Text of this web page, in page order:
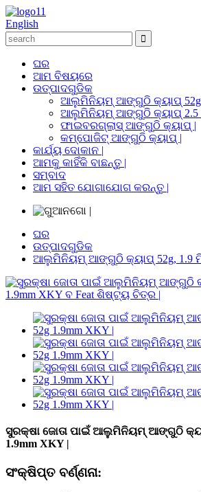
English
ଘର
ଆମ ବିଷୟରେ
ଉତ୍ପାଦଗୁଡିକ
ଆଲୁମିନିୟମ୍ ଆଙ୍ଗୁଠି କ୍ୟାପ୍ 52g,
ଆଲୁମିନିୟମ୍ ଆଙ୍ଗୁଠି କ୍ୟାପ୍ 2.5
ଫାଇବରଗ୍ଲାସ୍ ଆଙ୍ଗୁଠି କ୍ୟାପ୍ |
କମ୍ପୋଜିଟ୍ ଆଙ୍ଗୁଠି କ୍ୟାପ୍ |
କାର୍ଯ୍ୟ ଦୋକାନ |
ଆମକୁ କାହିଁକି ବାଛନ୍ତୁ |
ସମ୍ବାଦ
ଆମ ସହିତ ଯୋଗାଯୋଗ କରନ୍ତୁ |
ଘର
ଉତ୍ପାଦଗୁଡିକ
ଆଲୁମିନିୟମ୍ ଆଙ୍ଗୁଠି କ୍ୟାପ୍ 52g, 1.9
ସୁରକ୍ଷା ଜୋତା ପାଇଁ ଆଲୁମିନିୟମ୍ ଆଙ୍ଗୁଠି
1.9mm XKY |
ସଂକ୍ଷିପ୍ତ ବର୍ଣ୍ଣନା: